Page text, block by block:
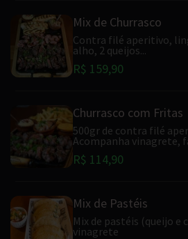
Mix de Churrasco
Contra filé aperitivo,
alho, 2 queijos...
R$ 159,90
Churrasco com Fritas
500gr de contra filé
Acompanha vinagrete,
R$ 114,90
Mix de Pastéis
Mix de pastéis (queijo e
vinagrete